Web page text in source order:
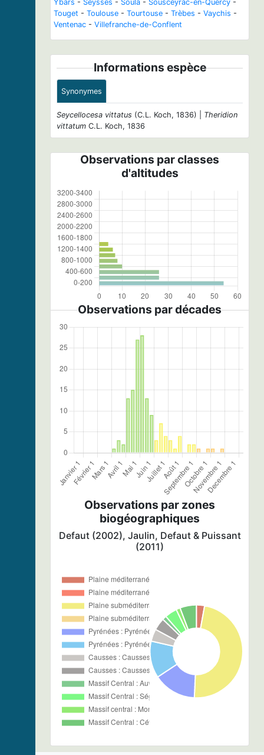
Ybars - Seysses - Soula - Sousceyrac-en-Quercy -
Touget - Toulouse - Tourtouse - Trèbes - Vaychis -
Ventenac - Villefranche-de-Conflent
Informations espèce
Synonymes
Seycellocesa vittatus (C.L. Koch, 1836) | Theridion
vittatum C.L. Koch, 1836
Observations par classes
d'altitudes
Observations par décades
Observations par zones
biogéographiques
Defaut (2002), Jaulin, Defaut & Puissant
(2011)